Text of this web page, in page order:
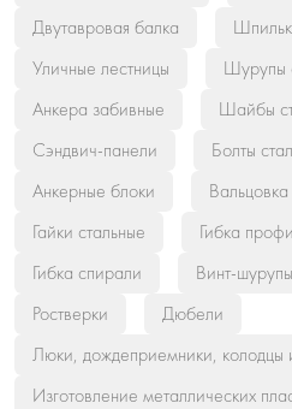
Двутавровая балка
Уличные лестницы
Шурупы
Анкера забивные
Шайбы
Сэндвич-панели
Болты
Анкерные блоки
Гайки стальные
Гибка
Гибка спирали
Винт-шурупы
Ростверки
Дюбели
Люки, дождеприемники, колодцы
Изготовление металлических